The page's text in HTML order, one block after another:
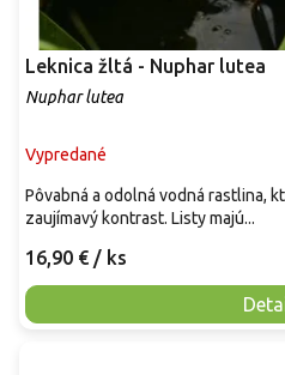
Leknica žltá - Nuphar lutea
Nuphar lutea
Vypredané
16,90 € / ks
Pôvabná a odolná vodná rastlina,
zaujímavý kontrast. Listy majú...